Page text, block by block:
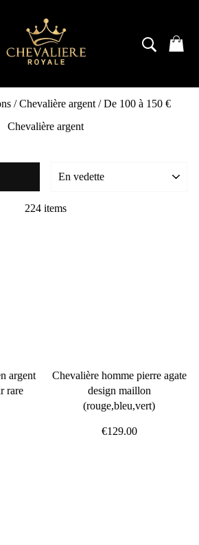
/ Chevalière argent / De 100 à 150 €
Chevalière argent
224 items
argent
rare
Chevalière homme pierre agate
design maillon
(rouge,bleu,vert)
€129.00